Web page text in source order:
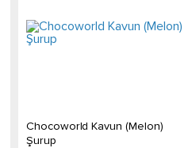
Chocoworld Kavun (Melon)
Şurup